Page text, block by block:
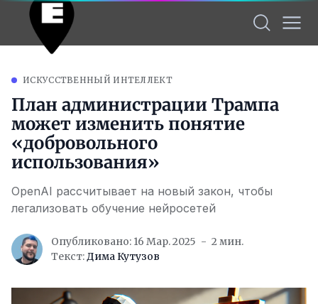
ИСКУССТВЕННЫЙ ИНТЕЛЛЕКТ
План администрации Трампа
может изменить понятие
«добровольного
использования»
OpenAI рассчитывает на новый закон, чтобы
легализовать обучение нейросетей
Опубликовано: 16 Мар. 2025
2 мин.
Текст:Дима Кутузов